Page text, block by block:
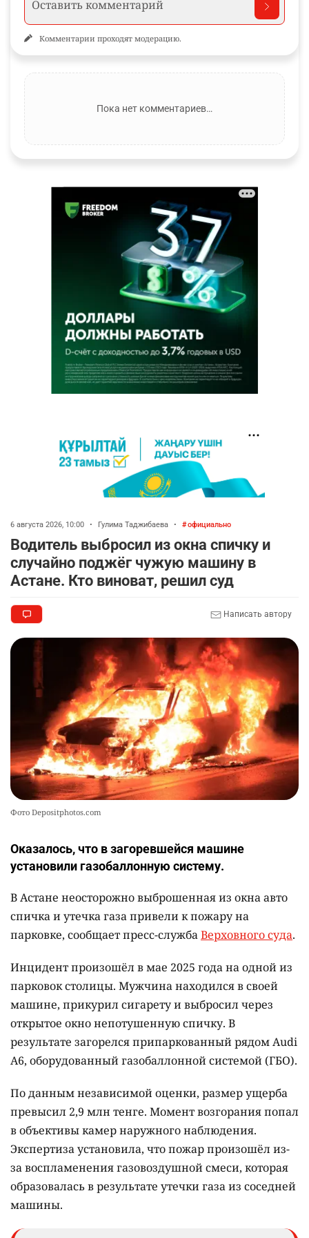
Комментарии проходят модерацию.
Пока нет комментариев…
6 августа 2026, 10:00 • Гулима Таджибаева • официально
Водитель выбросил из окна спичку и
случайно поджёг чужую машину в
Астане. Кто виноват, решил суд
Написать автору
Фото Depositphotos.com
Оказалось, что в загоревшейся машине
установили газобаллонную систему.
В Астане неосторожно выброшенная из окна авто
спичка и утечка газа привели к пожару на
парковке, сообщает пресс-службаВерховного суда.
Инцидент произошёл в мае 2025 года на одной из
парковок столицы. Мужчина находился в своей
машине, прикурил сигарету и выбросил через
открытое окно непотушенную спичку. В
результате загорелся припаркованный рядом Audi
A6, оборудованный газобаллонной системой (ГБО).
По данным независимой оценки, размер ущерба
превысил 2,9 млн тенге. Момент возгорания попал
в объективы камер наружного наблюдения.
Экспертиза установила, что пожар произошёл из-
за воспламенения газовоздушной смеси, которая
образовалась в результате утечки газа из соседней
машины.